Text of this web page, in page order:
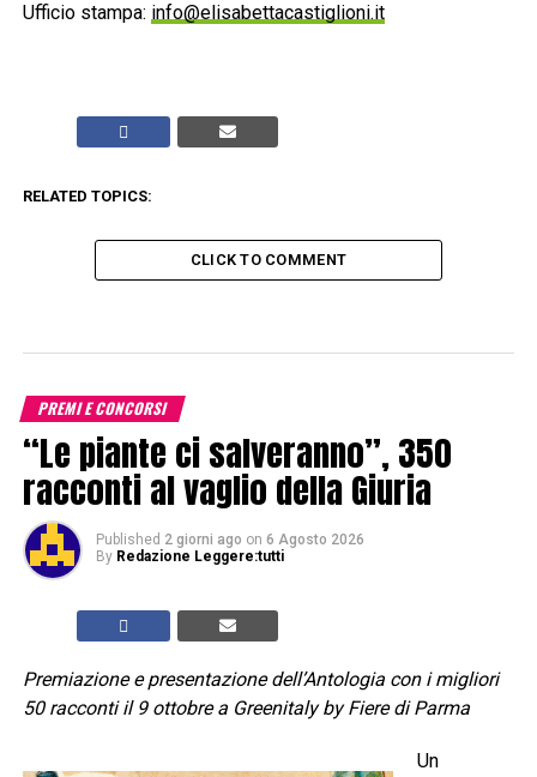
Ufficio stampa: info@elisabettacastiglioni.it
RELATED TOPICS:
CLICK TO COMMENT
PREMI E CONCORSI
“Le piante ci salveranno”, 350
racconti al vaglio della Giuria
Published 2 giorni ago on 6 Agosto 2026
By Redazione Leggere:tutti
Premiazione e presentazione dell’Antologia con i migliori
50 racconti il 9 ottobre a Greenitaly by Fiere di Parma
Un